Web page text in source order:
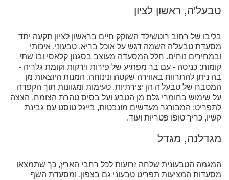
טבעל'ה, ראשון לציון
בליבו של רחוב רוטשילד השוקק חיים בראשון לציון תקעה יתד
מסעדת טבעל'ה השמה דגש על אוכל בריא, טבעוני, איכותי
ובמחירים נוחים. חלל המסעדה מעוצב בסגנון קלאסי ובו שתי
קומות: כניסה - עם בר מפתיע של פירות וירקות וקומת גלריה -
בה ניתן להתרווח באווירה שקטה ונינוחה. המנות היוצאות מן
המטבח של טבעל'ה הן יצירתיות, טעימות ומגוונות תוך הקפדה
על שימוש בחומרי גלם מן הטבע ועל בסיס טהרת הצומח. הצצה
לתפריט: המבורגר מעדשים מונבטות, בייגל טוסט עם גבינת
קשיו, כריך טופו פטריות ועוד.
מגדלנה, מגדל
המגמה הטבעונית שלחה זרועות לכל רחבי הארץ, כך שתמצאו
מסעדות המציעות תפריט טבעוני גם בצפון, ומסעדת השף